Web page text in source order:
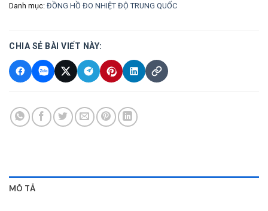
Danh mục: ĐỒNG HỒ ĐO NHIỆT ĐỘ TRUNG QUỐC
CHIA SẺ BÀI VIẾT NÀY:
MÔ TẢ